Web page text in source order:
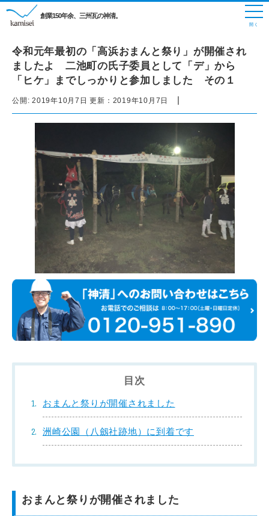
創業150年余、三州瓦の神清。
令和元年最初の「高浜おまんと祭り」が開催され
ましたよ 二池町の氏子委員として「デ」から
「ヒケ」までしっかりと参加しました その１
公開: 2019年10月7日 更新： 2019年10月7日 |
目次
おまんと祭りが開催されました
洲崎公園（八劔社跡地）に到着です
おまんと祭りが開催されました